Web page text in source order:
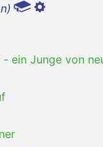
- ein Junge von